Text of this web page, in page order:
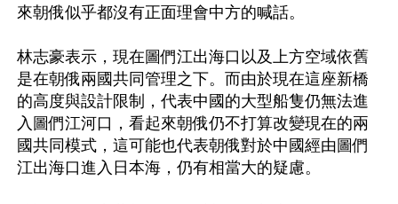
來朝俄似乎都沒有正面理會中方的喊話。
林志豪表示，現在圖們江出海口以及上方空域依舊
是在朝俄兩國共同管理之下。而由於現在這座新橋
的高度與設計限制，代表中國的大型船隻仍無法進
入圖們江河口，看起來朝俄仍不打算改變現在的兩
國共同模式，這可能也代表朝俄對於中國經由圖們
江出海口進入日本海，仍有相當大的疑慮。